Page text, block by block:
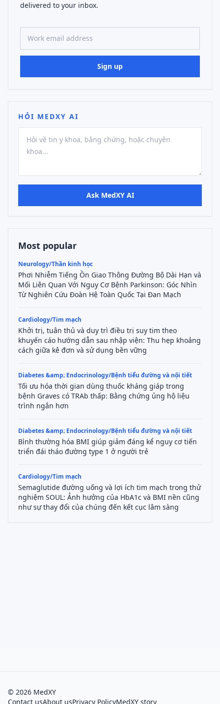
delivered to your inbox.
Work email address
Sign up
HỎI MEDXY AI
Ask MedXY AI
Most popular
Neurology/Thần kinh học
Phơi Nhiễm Tiếng Ồn Giao Thông Đường Bộ Dài Hạn và
Mối Liên Quan Với Nguy Cơ Bệnh Parkinson: Góc Nhìn
Từ Nghiên Cứu Đoàn Hệ Toàn Quốc Tại Đan Mạch
Cardiology/Tim mạch
Khởi trị, tuân thủ và duy trì điều trị suy tim theo
khuyến cáo hướng dẫn sau nhập viện: Thu hẹp khoảng
cách giữa kê đơn và sử dụng bền vững
Diabetes &amp; Endocrinology/Bệnh tiểu đường và nội tiết
Tối ưu hóa thời gian dùng thuốc kháng giáp trong
bệnh Graves có TRAb thấp: Bằng chứng ủng hộ liệu
trình ngắn hơn
Diabetes &amp; Endocrinology/Bệnh tiểu đường và nội tiết
Bình thường hóa BMI giúp giảm đáng kể nguy cơ tiến
triển đái tháo đường type 1 ở người trẻ
Cardiology/Tim mạch
Semaglutide đường uống và lợi ích tim mạch trong thử
nghiệm SOUL: Ảnh hưởng của HbA1c và BMI nền cũng
như sự thay đổi của chúng đến kết cục lâm sàng
© 2026 MedXY
Contact usAbout usPrivacy PolicyMedXY story